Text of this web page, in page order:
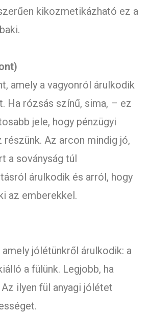
kikozmetikázható ez a
amely a vagyonról árulkodik
Ha rózsás színű, sima, – ez
jele, hogy pénzügyi
részünk. Az arcon mindig jó,
a soványság túl
árulkodik és arról, hogy
az emberekkel.
jólétünkről árulkodik: a
a fülünk. Legjobb, ha
ilyen fül anyagi jólétet